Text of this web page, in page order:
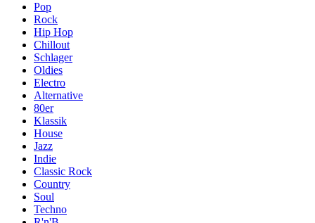
Pop
Rock
Hip Hop
Chillout
Schlager
Oldies
Electro
Alternative
80er
Klassik
House
Jazz
Indie
Classic Rock
Country
Soul
Techno